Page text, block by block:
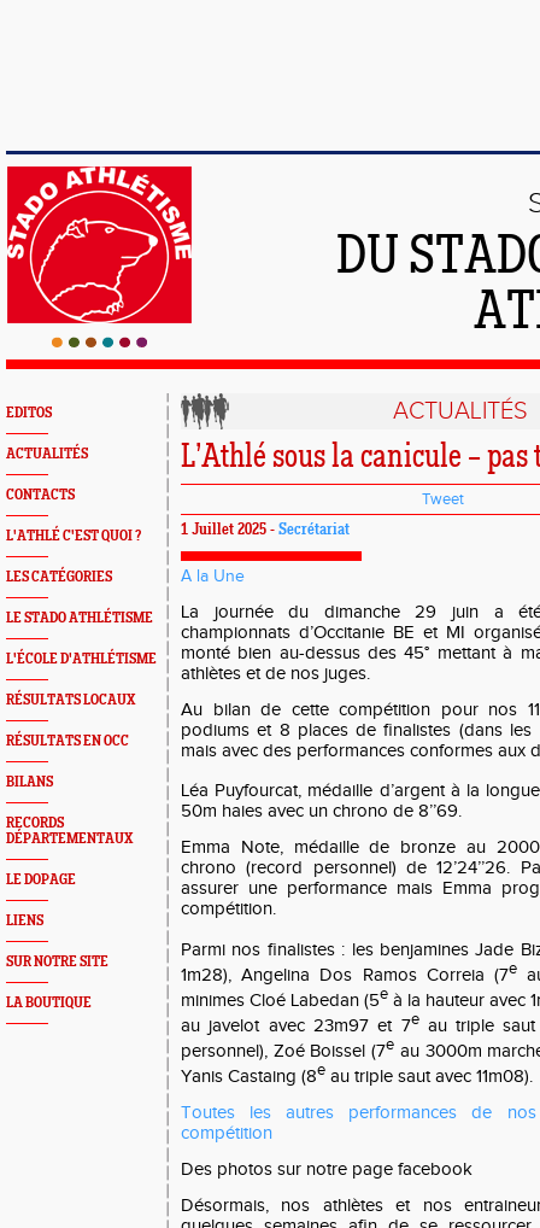
DU
EDITOS
ACTUALITÉS
CONTACTS
L'ATHLÉ C'EST QUOI ?
LES CATÉGORIES
LE STADO ATHLÉTISME
L'ÉCOLE D'ATHLÉTISME
RÉSULTATS LOCAUX
RÉSULTATS EN OCC
BILANS
RECORDS
DÉPARTEMENTAUX
LE DOPAGE
LIENS
SUR NOTRE SITE
LA BOUTIQUE
ACTUALITÉS
L’Athlé sous la canicule –
Tweet
1 Juillet 2025 - Secrétariat
A la Une
La journée du dimanche 29 juin a
championnats d’Occitanie BE et MI
monté bien au-dessus des 45° mettant à
athlètes et de nos juges.
Au bilan de cette compétition pour nos
podiums et 8 places de finalistes (dans les
mais avec des performances conformes aux
Léa Puyfourcat, médaille d’argent à la
50m haies avec un chrono de 8’’69.
Emma Note, médaille de bronze au
chrono (record personnel) de 12’24’’26.
assurer une performance mais Emma
compétition.
Parmi nos finalistes : les benjamines Jade
1m28), Angelina Dos Ramos Correia (7e
minimes Cloé Labedan (5e à la hauteur avec
au javelot avec 23m97 et 7eau triple saut
personnel), Zoé Boissel (7e au 3000m marche
Yanis Castaing (8e au triple saut avec 11m08).
Toutes les autres performances de
compétition
Des photos sur notre page facebook
Désormais, nos athlètes et nos